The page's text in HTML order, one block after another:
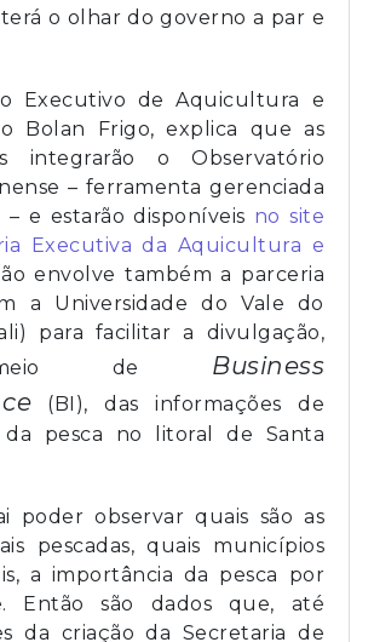
o olhar do governo a par e
Executivo de Aquicultura e
Bolan Frigo, explica que as
integrarão o Observatório
– ferramenta gerenciada
– e estarão disponíveis no site
Executiva da Aquicultura e
envolve também a parceria
a Universidade do Vale do
para facilitar a divulgação,
de Business
(BI), das informações de
da pesca no litoral de Santa
poder observar quais são as
pescadas, quais municípios
a importância da pesca por
Então são dados que, até
da criação da Secretaria de